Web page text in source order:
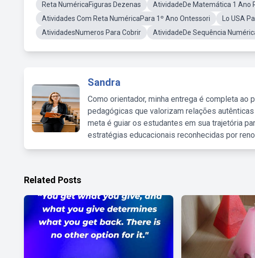
Reta NuméricaFiguras Dezenas
AtividadeDe Matemática 1 Ano
Atividades Com Reta NuméricaPara 1º Ano Ontessori
Lo USA
AtividadesNumeros Para Cobrir
AtividadeDe Sequência
Sandra
Como orientador, minha entrega é completa
pedagógicas que valorizam relações
meta é guiar os estudantes em sua trajetória
estratégias educacionais reconhecidas por
Related Posts